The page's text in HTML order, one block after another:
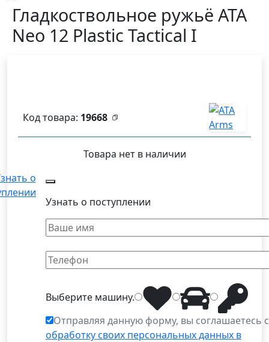
Гладкоствольное ружьё ATA
Neo 12 Plastic Tactical I
Код товара: 19668
Товара нет в наличии
о
Узнать о поступлении
Выберите машину.
Отправляя данную форму, вы соглашаетесь
обработку своих персональных данных в